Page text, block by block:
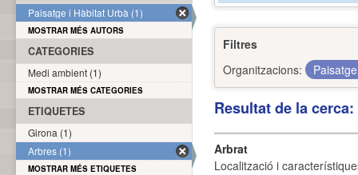
Filtres
Organitzacions:
Resultat de la
Arbrat
Localització i
Paisatge i Hàbitat Urbà (1)
MOSTRAR MÉS AUTORS
CATEGORIES
Medi ambient (1)
MOSTRAR MÉS CATEGORIES
ETIQUETES
Girona (1)
Arbres (1)
MOSTRAR MÉS ETIQUETES